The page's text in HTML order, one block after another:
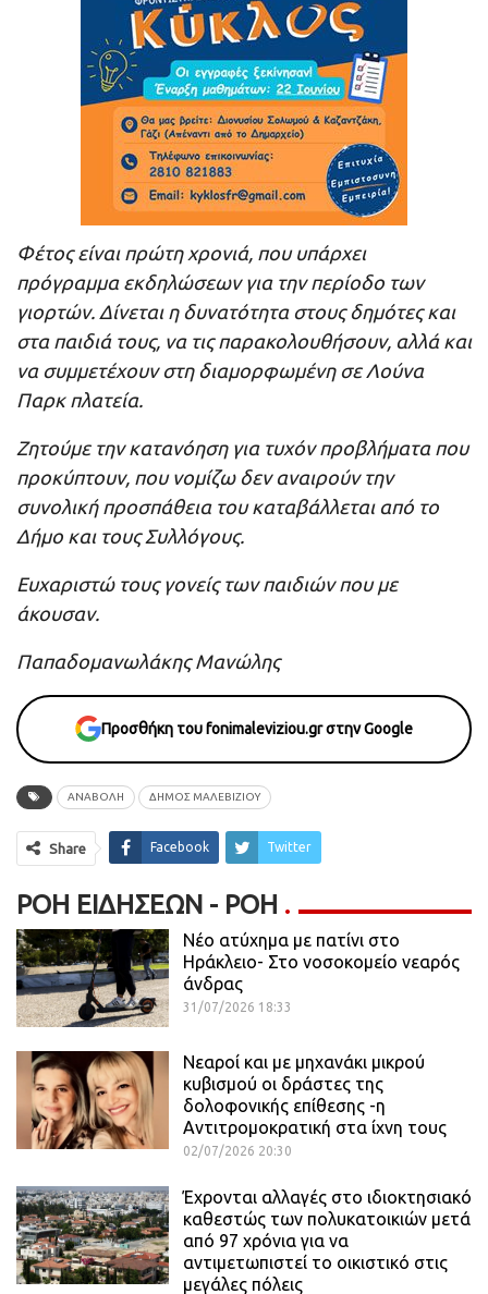
Φέτος είναι πρώτη χρονιά, που υπάρχει
πρόγραμμα εκδηλώσεων για την περίοδο των
γιορτών. Δίνεται η δυνατότητα στους δημότες και
στα παιδιά τους, να τις παρακολουθήσουν, αλλά και
να συμμετέχουν στη διαμορφωμένη σε Λούνα
Παρκ πλατεία.
Ζητούμε την κατανόηση για τυχόν προβλήματα που
προκύπτουν, που νομίζω δεν αναιρούν την
συνολική προσπάθεια του καταβάλλεται από το
Δήμο και τους Συλλόγους.
Ευχαριστώ τους γονείς των παιδιών που με
άκουσαν.
Παπαδομανωλάκης Μανώλης
Προσθήκη του fonimaleviziou.gr στην Google
ΑΝΑΒΟΛΗ ΔΗΜΟΣ ΜΑΛΕΒΙΖΙΟΥ
Share Facebook Twitter
ΡΟΉ ΕΙΔΉΣΕΩΝ - ΡΟΗ
Νέο ατύχημα με πατίνι στο
Ηράκλειο- Στο νοσοκομείο νεαρός
άνδρας
31/07/2026 18:33
Νεαροί και με μηχανάκι μικρού
κυβισμού οι δράστες της
δολοφονικής επίθεσης -η
Αντιτρομοκρατική στα ίχνη τους
02/07/2026 20:30
Έχρονται αλλαγές στο ιδιοκτησιακό
καθεστώς των πολυκατοικιών μετά
από 97 χρόνια για να
αντιμετωπιστεί το οικιστικό στις
μεγάλες πόλεις